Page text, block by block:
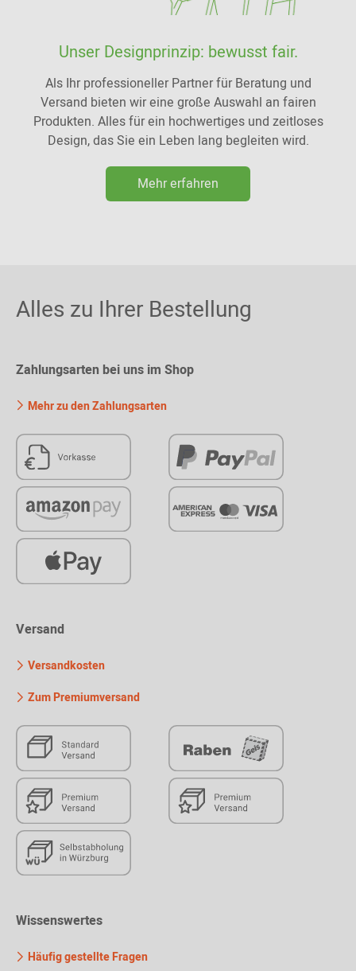
Unser Designprinzip: bewusst fair.
Als Ihr professioneller Partner für Beratung und
Versand bieten wir eine große Auswahl an fairen
Produkten. Alles für ein hochwertiges und zeitloses
Design, das Sie ein Leben lang begleiten wird.
Mehr erfahren
Alles zu Ihrer Bestellung
Zahlungsarten bei uns im Shop
Mehr zu den Zahlungsarten
Versand
Versandkosten
Zum Premiumversand
Wissenswertes
Häufig gestellte Fragen